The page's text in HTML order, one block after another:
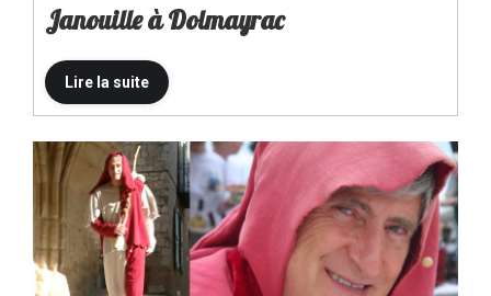
Janouille à Dolmayrac